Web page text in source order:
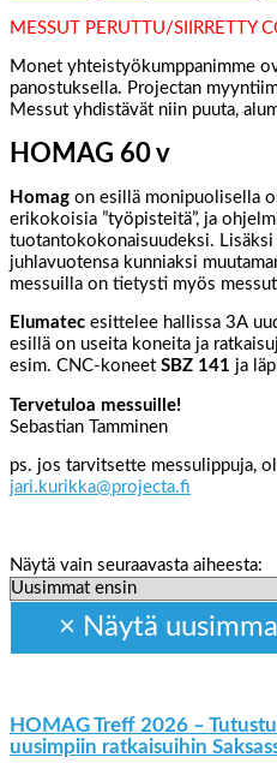
MESSUT PERUTTU/SIIRRETTY
Monet yhteistyökumppanimme
panostuksella. Projectan
Messut yhdistävät niin puuta,
HOMAG 60 v
Homag on esillä monipuolisella
erikokoisia ”työpisteitä”, ja
tuotantokokonaisuudeksi.
juhlavuotensa kunniaksi
messuilla on tietysti myös
Elumatec esittelee hallissa 3A
esillä on useita koneita ja
esim. CNC-koneet SBZ 141 ja
Tervetuloa messuille!
Sebastian Tamminen
ps. jos tarvitsette messulippuja,
jari.kurikka@projecta.fi
Näytä vain seuraavasta aiheesta:
HOMAG Treff 2026 –
uusimpiin ratkaisuihin